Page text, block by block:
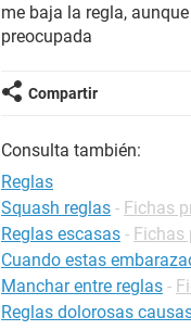
me baja la regla,
preocupada
Compartir
Consulta también:
Reglas
Squash reglas - Fichas
Reglas escasas - Fichas
Cuando estas
Manchar entre reglas -
Reglas dolorosas